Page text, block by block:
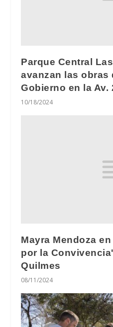
Parque Central
avanzan las obras
Gobierno en la Av.
10/18/2024
Mayra Mendoza
por la
Quilmes
08/11/2024